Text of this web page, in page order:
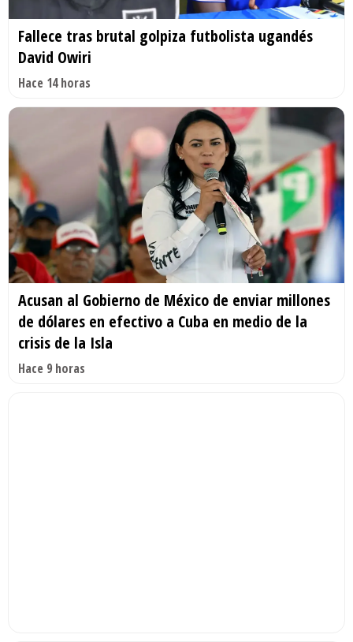
Fallece tras brutal golpiza futbolista ugandés
David Owiri
Hace 14 horas
Acusan al Gobierno de México de enviar millones
de dólares en efectivo a Cuba en medio de la
crisis de la Isla
Hace 9 horas